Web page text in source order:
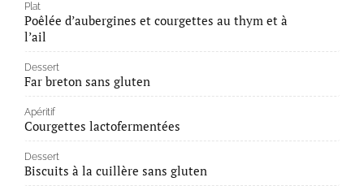
Plat
Poêlée d’aubergines et courgettes au thym et à
l’ail
Dessert
Far breton sans gluten
Apéritif
Courgettes lactofermentées
Dessert
Biscuits à la cuillère sans gluten